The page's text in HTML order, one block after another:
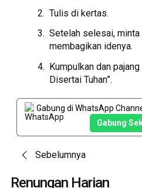
Tulis di kertas.
Setelah selesai,
membagikan idenya.
Kumpulkan dan
Disertai Tuhan”.
Gabung di WhatsApp
Gabung
Post
Sebelumnya
Renungan Harian